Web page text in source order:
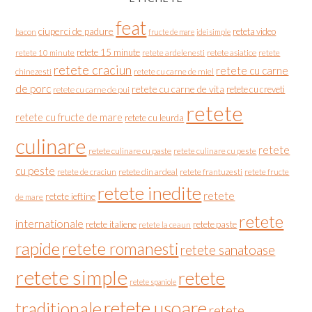
bacon ciuperci de padure feat fructe de mare idei simple reteta video
retete 10 minute retete 15 minute retete ardelenesti retete asiatice retete
chinezesti retete craciun retete cu carne de miel retete cu carne
de porc retete cu carne de pui retete cu carne de vita retete cu creveti
retete cu fructe de mare retete cu leurda retete
culinare retete culinare cu paste retete culinare cu peste retete
cu peste retete de craciun retete din ardeal retete frantuzesti retete fructe
de mare retete ieftine retete inedite retete
internationale retete italiene retete la ceaun retete paste retete
rapideretete romanesti retete sanatoase
retete simple retete spaniole retete